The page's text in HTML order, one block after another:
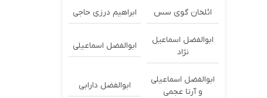
ائلخان گوی سس ابراهیم درزی حاجی
ابوالفضل اسماعیل
نژاد
ابوالفضل اسماعیلی
ابوالفضل اسماعیلی
و آرتا عجمی
ابوالفضل دارابی